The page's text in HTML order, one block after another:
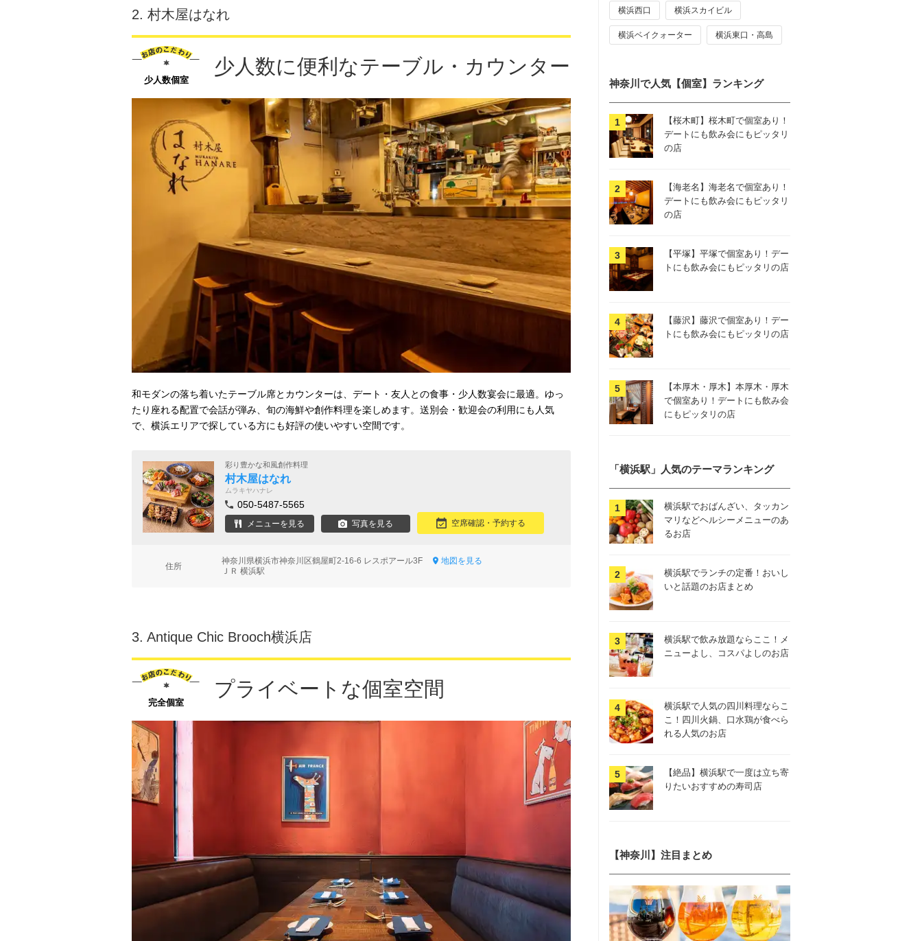
2. 村木屋はなれ
少人数個室
少人数に便利なテーブル・カウンター
和モダンの落ち着いたテーブル席とカウンターは、デート・友人との食事・少人数宴会に最適。ゆっ
たり座れる配置で会話が弾み、旬の海鮮や創作料理を楽しめます。送別会・歓迎会の利用にも人気
で、横浜エリアで探している方にも好評の使いやすい空間です。
彩り豊かな和風創作料理
村木屋はなれ
ムラキヤハナレ
050-5487-5565
メニューを見る 写真を見る 空席確認・予約する
住所
神奈川県横浜市神奈川区鶴屋町2-16-6 レスポアール3F
地図を見る
ＪＲ 横浜駅
3. Antique Chic Brooch横浜店
完全個室
プライベートな個室空間
横浜西口 横浜スカイビル
横浜ベイクォーター 横浜東口・高島
神奈川で人気【個室】ランキング
【桜木町】桜木町で個室あり！
デートにも飲み会にもピッタリ
の店
【海老名】海老名で個室あり！
デートにも飲み会にもピッタリ
の店
【平塚】平塚で個室あり！デー
トにも飲み会にもピッタリの店
【藤沢】藤沢で個室あり！デー
トにも飲み会にもピッタリの店
【本厚木・厚木】本厚木・厚木
で個室あり！デートにも飲み会
にもピッタリの店
「横浜駅」人気のテーマランキング
横浜駅でおばんざい、タッカン
マリなどヘルシーメニューのあ
るお店
横浜駅でランチの定番！おいし
いと話題のお店まとめ
横浜駅で飲み放題ならここ！メ
ニューよし、コスパよしのお店
横浜駅で人気の四川料理ならこ
こ！四川火鍋、口水鶏が食べら
れる人気のお店
【絶品】横浜駅で一度は立ち寄
りたいおすすめの寿司店
【神奈川】注目まとめ